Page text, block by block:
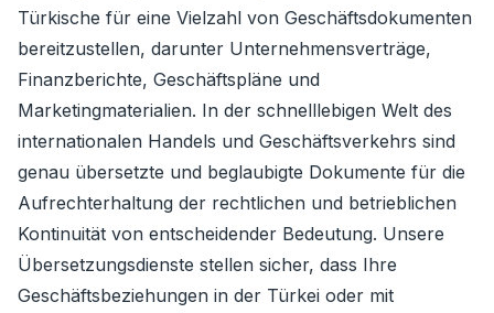
Türkische für eine Vielzahl von Geschäftsdokumenten
bereitzustellen, darunter Unternehmensverträge,
Finanzberichte, Geschäftspläne und
Marketingmaterialien. In der schnelllebigen Welt des
internationalen Handels und Geschäftsverkehrs sind
genau übersetzte und beglaubigte Dokumente für die
Aufrechterhaltung der rechtlichen und betrieblichen
Kontinuität von entscheidender Bedeutung. Unsere
Übersetzungsdienste stellen sicher, dass Ihre
Geschäftsbeziehungen in der Türkei oder mit